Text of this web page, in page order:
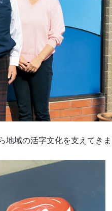
域の活字文化を支えてきま